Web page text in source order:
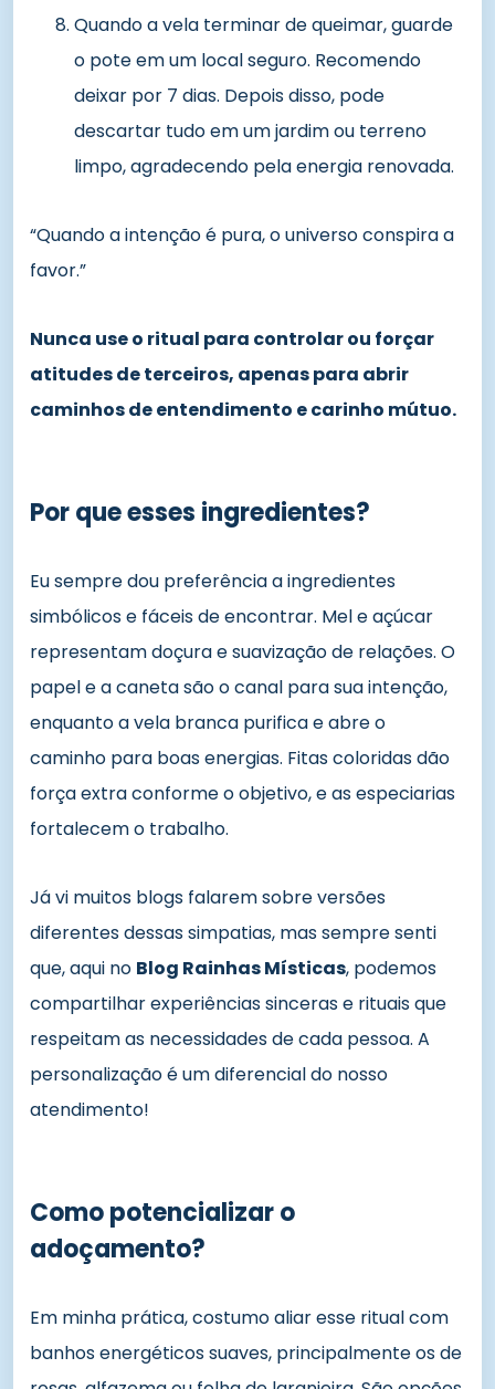
Quando a vela terminar de queimar, guarde
o pote em um local seguro. Recomendo
deixar por 7 dias. Depois disso, pode
descartar tudo em um jardim ou terreno
limpo, agradecendo pela energia renovada.
“Quando a intenção é pura, o universo conspira a
favor.”
Nunca use o ritual para controlar ou forçar
atitudes de terceiros, apenas para abrir
caminhos de entendimento e carinho mútuo.
Por que esses ingredientes?
Eu sempre dou preferência a ingredientes
simbólicos e fáceis de encontrar. Mel e açúcar
representam doçura e suavização de relações. O
papel e a caneta são o canal para sua intenção,
enquanto a vela branca purifica e abre o
caminho para boas energias. Fitas coloridas dão
força extra conforme o objetivo, e as especiarias
fortalecem o trabalho.
Já vi muitos blogs falarem sobre versões
diferentes dessas simpatias, mas sempre senti
que, aqui no Blog Rainhas Místicas, podemos
compartilhar experiências sinceras e rituais que
respeitam as necessidades de cada pessoa. A
personalização é um diferencial do nosso
atendimento!
Como potencializar o
adoçamento?
Em minha prática, costumo aliar esse ritual com
banhos energéticos suaves, principalmente os de